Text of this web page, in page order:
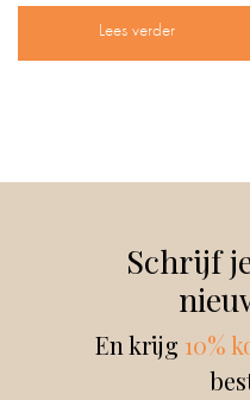
Lees verder
Schrijf
En krijg 10%